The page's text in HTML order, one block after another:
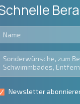
Newsletter